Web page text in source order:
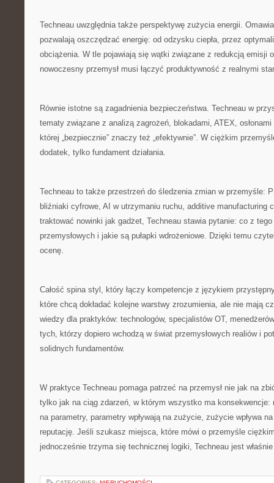
Techneau uwzględnia także perspektywę zużycia energii.
pozwalają oszczędzać energię: od odzysku ciepła, przez
obciążenia. W tle pojawiają się wątki związane z redukcją emisji
nowoczesny przemysł musi łączyć produktywność z realnymi
Równie istotne są zagadnienia bezpieczeństwa. Techneau w
tematy związane z analizą zagrożeń, blokadami, ATEX,
której „bezpiecznie” znaczy też „efektywnie”. W ciężkim
dodatek, tylko fundament działania.
Techneau to także przestrzeń do śledzenia zmian w przemyśle:
bliźniaki cyfrowe, AI w utrzymaniu ruchu, additive manufacturing
traktować nowinki jak gadżet, Techneau stawia pytanie: co z
przemysłowych i jakie są pułapki wdrożeniowe. Dzięki temu
ocenę.
Całość spina styl, który łączy kompetencje z językiem
które chcą dokładać kolejne warstwy zrozumienia, ale nie mają
wiedzy dla praktyków: technologów, specjalistów OT,
tych, którzy dopiero wchodzą w świat przemysłowych realiów i
solidnych fundamentów.
W praktyce Techneau pomaga patrzeć na przemysł nie jak na
tylko jak na ciąg zdarzeń, w którym wszystko ma konsekwencje:
na parametry, parametry wpływają na zużycie, zużycie wpływa
reputację. Jeśli szukasz miejsca, które mówi o przemyśle
jednocześnie trzyma się technicznej logiki, Techneau jest